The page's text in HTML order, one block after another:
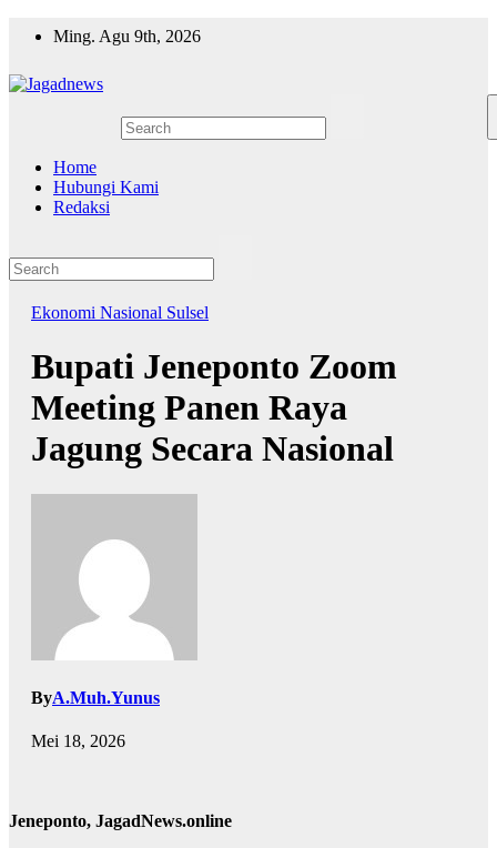
Ming. Agu 9th, 2026
Home
Hubungi Kami
Redaksi
Ekonomi Nasional Sulsel
Bupati Jeneponto Zoom
Meeting Panen Raya
Jagung Secara Nasional
ByA.Muh.Yunus
Mei 18, 2026
Jeneponto, JagadNews.online